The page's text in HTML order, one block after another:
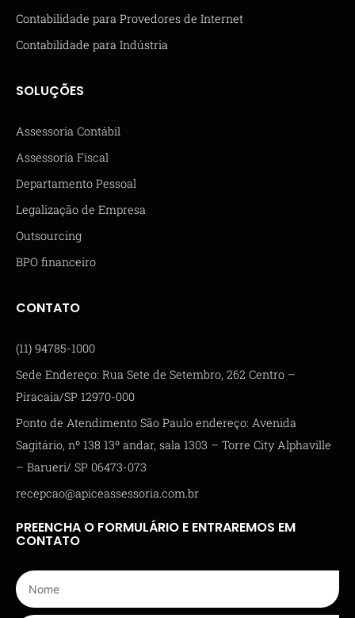
Contabilidade para Provedores de Internet
Contabilidade para Indústria
SOLUÇÕES
Assessoria Contábil
Assessoria Fiscal
Departamento Pessoal
Legalização de Empresa
Outsourcing
BPO financeiro
CONTATO
(11) 94785-1000
Sede Endereço: Rua Sete de Setembro, 262 Centro –
Piracaia/SP 12970-000
Ponto de Atendimento São Paulo endereço: Avenida
Sagitário, nº 138 13º andar, sala 1303 – Torre City Alphaville
– Barueri/ SP 06473-073
recepcao@apiceassessoria.com.br
PREENCHA O FORMULÁRIO E ENTRAREMOS EM
CONTATO